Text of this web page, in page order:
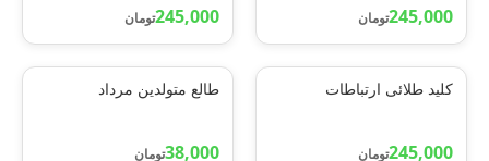
245,000تومان 245,000تومان
کلید طلائی ارتباطات
245,000تومان
طالع متولدین مرداد
38,000تومان